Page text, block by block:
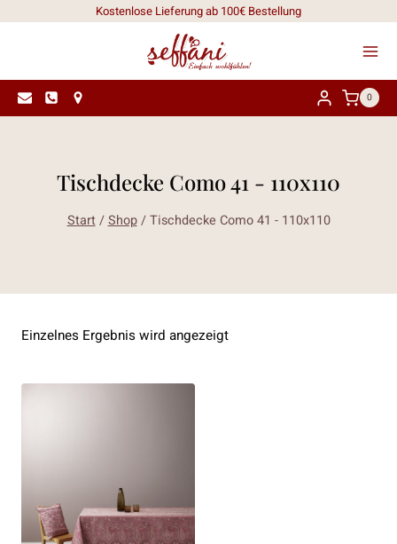
Kostenlose Lieferung ab 100€ Bestellung
0
Tischdecke Como 41 - 110x110
Start /Shop / Tischdecke Como 41 - 110x110
Einzelnes Ergebnis wird angezeigt